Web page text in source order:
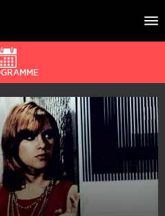
DU CINÉ
AUX IMAGES